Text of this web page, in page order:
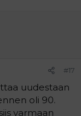
#17
uudestaan
oli 90.
varmaan